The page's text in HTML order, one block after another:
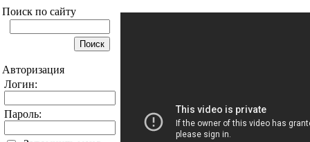
Поиск по сайту
Авторизация
Логин:
Пароль: